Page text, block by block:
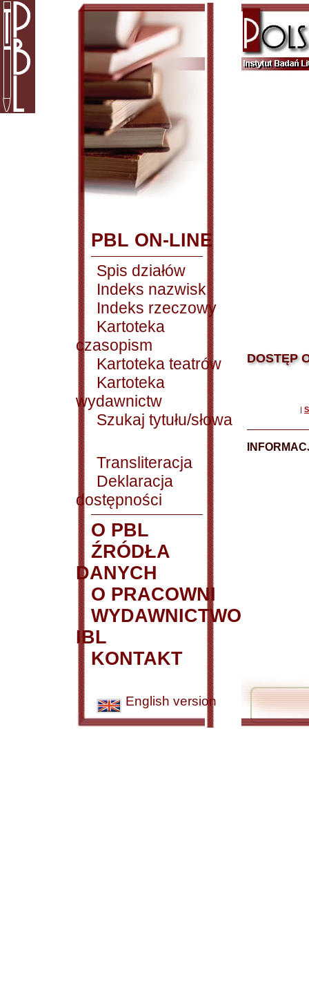
PBL ON-LINE
Spis działów
Indeks nazwisk
Indeks rzeczowy
Kartoteka
czasopism
Kartoteka teatrów
Kartoteka
wydawnictw
Szukaj tytułu/słowa
Transliteracja
Deklaracja
dostępności
O PBL
ŹRÓDŁA
DANYCH
O PRACOWNI
WYDAWNICTWO
IBL
KONTAKT
English version
DOSTĘP
|